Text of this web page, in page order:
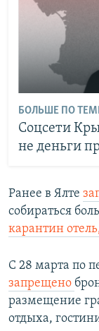
БОЛЬШЕ ПО
Соцсети
не деньги
Ранее в Ялте
собираться
карантин
С 28 марта по
запрещено
размещение
отдыха,